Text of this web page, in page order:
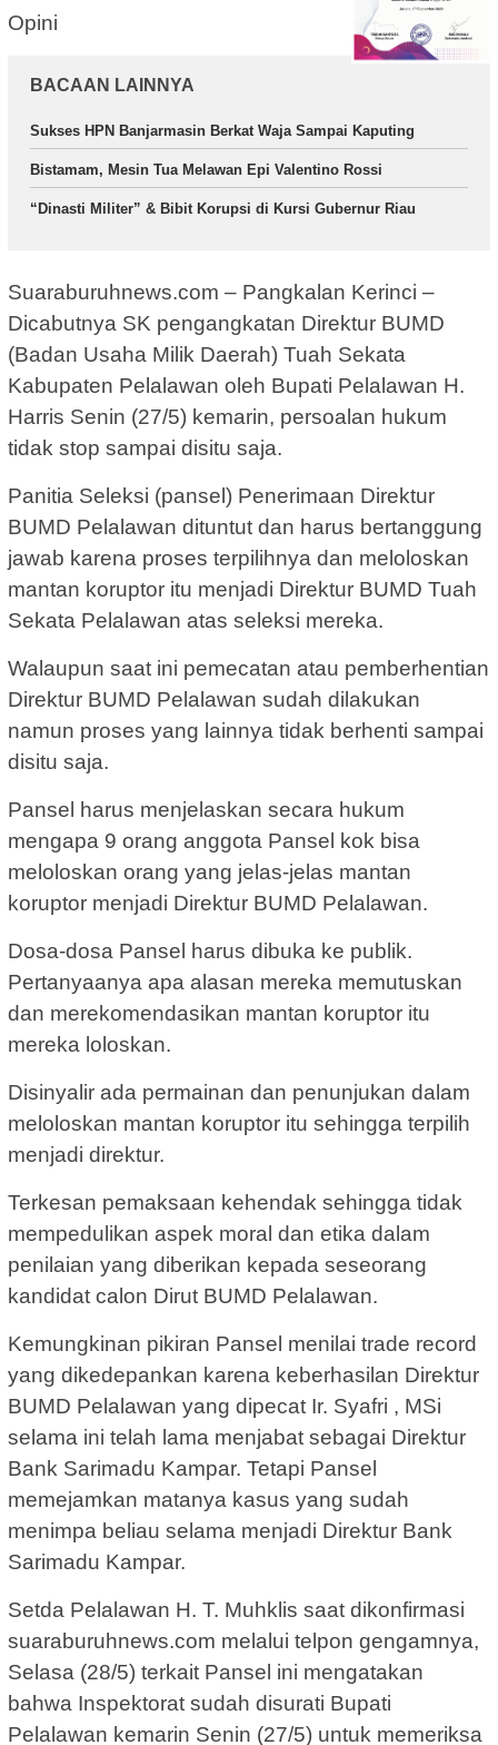
Opini
BACAAN LAINNYA
Sukses HPN Banjarmasin Berkat Waja Sampai Kaputing
Bistamam, Mesin Tua Melawan Epi Valentino Rossi
“Dinasti Militer” & Bibit Korupsi di Kursi Gubernur Riau
Suaraburuhnews.com – Pangkalan Kerinci –
Dicabutnya SK pengangkatan Direktur BUMD
(Badan Usaha Milik Daerah) Tuah Sekata
Kabupaten Pelalawan oleh Bupati Pelalawan H.
Harris Senin (27/5) kemarin, persoalan hukum
tidak stop sampai disitu saja.
Panitia Seleksi (pansel) Penerimaan Direktur
BUMD Pelalawan dituntut dan harus bertanggung
jawab karena proses terpilihnya dan meloloskan
mantan koruptor itu menjadi Direktur BUMD Tuah
Sekata Pelalawan atas seleksi mereka.
Walaupun saat ini pemecatan atau pemberhentian
Direktur BUMD Pelalawan sudah dilakukan
namun proses yang lainnya tidak berhenti sampai
disitu saja.
Pansel harus menjelaskan secara hukum
mengapa 9 orang anggota Pansel kok bisa
meloloskan orang yang jelas-jelas mantan
koruptor menjadi Direktur BUMD Pelalawan.
Dosa-dosa Pansel harus dibuka ke publik.
Pertanyaanya apa alasan mereka memutuskan
dan merekomendasikan mantan koruptor itu
mereka loloskan.
Disinyalir ada permainan dan penunjukan dalam
meloloskan mantan koruptor itu sehingga terpilih
menjadi direktur.
Terkesan pemaksaan kehendak sehingga tidak
mempedulikan aspek moral dan etika dalam
penilaian yang diberikan kepada seseorang
kandidat calon Dirut BUMD Pelalawan.
Kemungkinan pikiran Pansel menilai trade record
yang dikedepankan karena keberhasilan Direktur
BUMD Pelalawan yang dipecat Ir. Syafri , MSi
selama ini telah lama menjabat sebagai Direktur
Bank Sarimadu Kampar. Tetapi Pansel
memejamkan matanya kasus yang sudah
menimpa beliau selama menjadi Direktur Bank
Sarimadu Kampar.
Setda Pelalawan H. T. Muhklis saat dikonfirmasi
suaraburuhnews.com melalui telpon gengamnya,
Selasa (28/5) terkait Pansel ini mengatakan
bahwa Inspektorat sudah disurati Bupati
Pelalawan kemarin Senin (27/5) untuk memeriksa